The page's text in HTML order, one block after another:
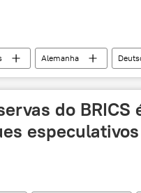
Alemanha
do BRICS
especulativos